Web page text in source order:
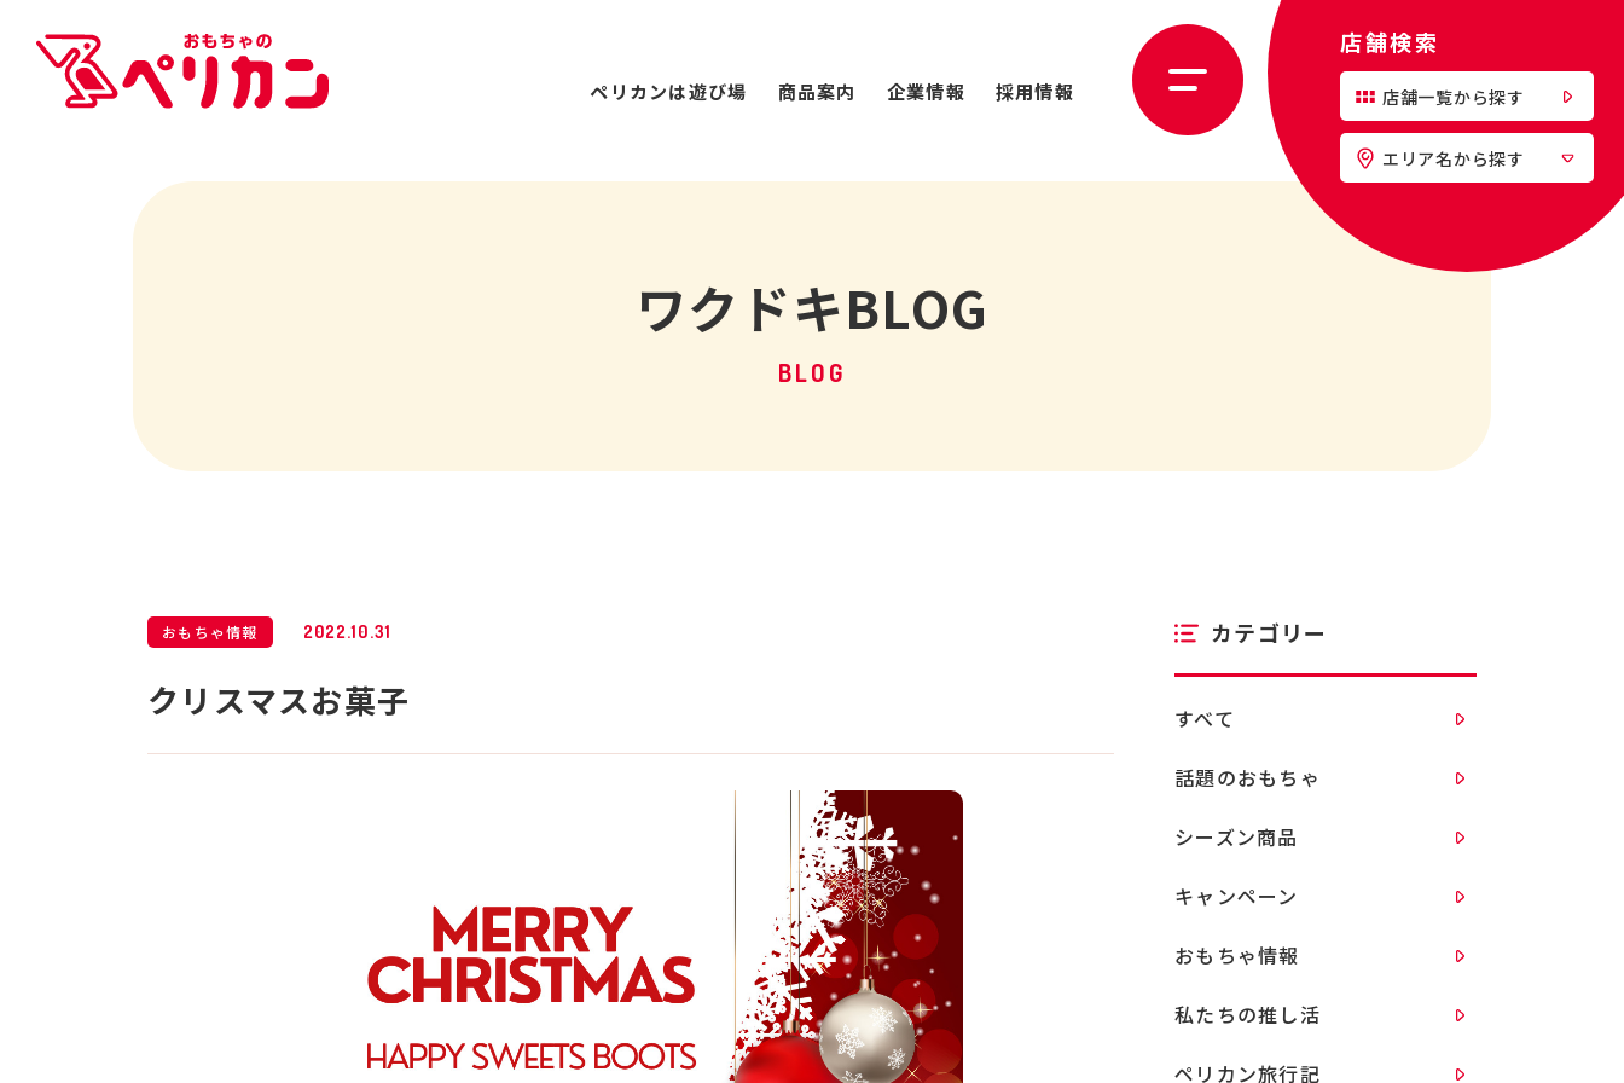
店舗検索
店舗一覧から探す
エリア名から探す
ペリカンは遊び場 商品案内 企業情報 採用情報
ワクドキBLOG
BLOG
おもちゃ情報 2022.10.31
クリスマスお菓子
カテゴリー
すべて
話題のおもちゃ
シーズン商品
キャンペーン
おもちゃ情報
私たちの推し活
ペリカン旅行記